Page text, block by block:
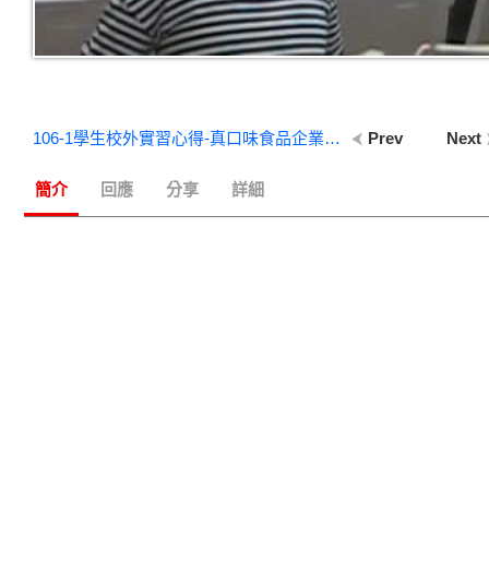
Prev
106-1學生校外實習心得-真口味食品企業股份有限公司 Next
簡介 回應 分享 詳細